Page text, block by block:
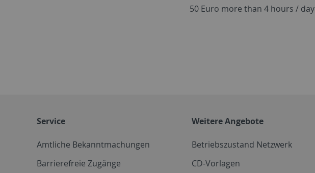
50 Euro more than 4 hours / day
Service
Amtliche Bekanntmachungen
Barrierefreie Zugänge
Weitere Angebote
Betriebszustand Netzwerk
CD-Vorlagen